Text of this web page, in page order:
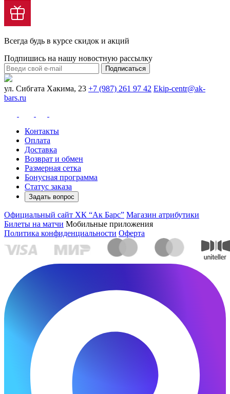
Всегда будь в курсе скидок и акций
Подпишись на нашу новостную рассылку
Подписаться
ул. Сибгата Хакима, 23 +7 (987) 261 97 42 Ekip-centr@ak-
bars.ru
Контакты
Оплата
Доставка
Возврат и обмен
Размерная сетка
Бонусная программа
Статус заказа
Задать вопрос
Официальный сайт ХК “Ак Барс” Магазин атрибутики
Билеты на матчи Мобильные приложения
Политика конфиденциальности Оферта